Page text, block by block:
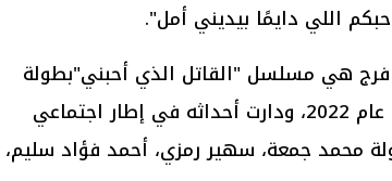
اللي دايمًا بيديني أمل".
فرج هي مسلسل "القاتل الذي أحبني"بطولة
الفنان هاني رمزي والذي تم انتاجه عام 2022، ودارت أحداثه في إطار اجتماعي
محمد جمعة، سهير رمزي، أحمد فؤاد سليم،